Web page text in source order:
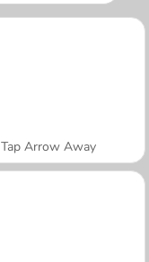
Tap Arrow Away